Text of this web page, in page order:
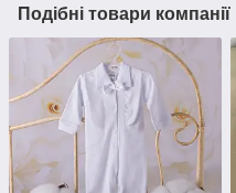
Подібні товари компанії